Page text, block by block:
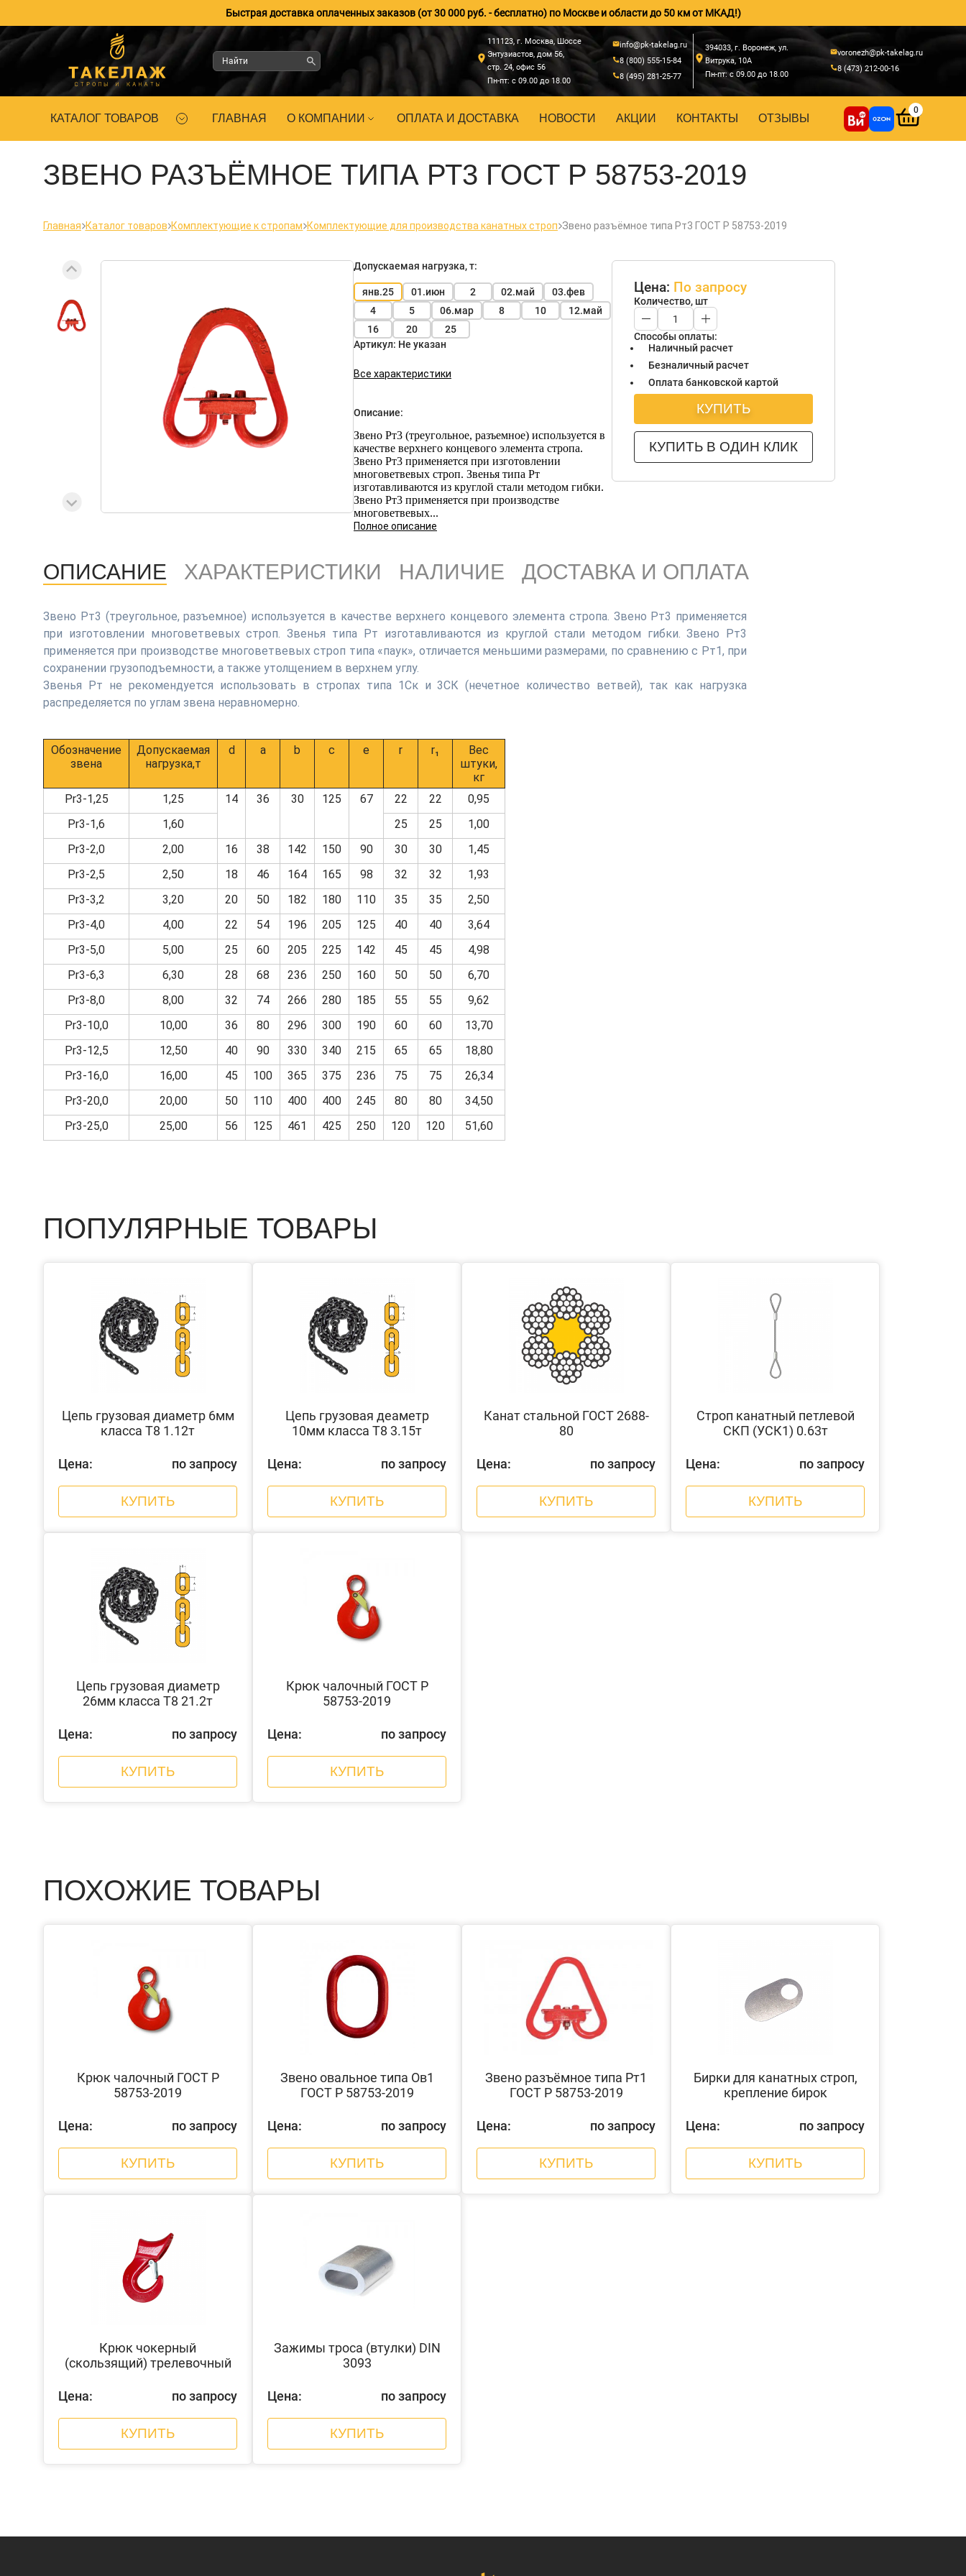
Быстрая доставка оплаченных заказов (от 30 000 руб. - бесплатно) по Москве и области до 50 км от МКАД!)
111123, г. Москва, Шоссе
Энтузиастов, дом 56,
стр. 24, офис 56
Пн-пт: с 09.00 до 18.00
info@pk-takelag.ru
8 (800) 555-15-84
8 (495) 281-25-77
394033, г. Воронеж, ул.
Витрука, 10А
Пн-пт: с 09.00 до 18.00
voronezh@pk-takelag.ru
8 (473) 212-00-16
КАТАЛОГ ТОВАРОВ ГЛАВНАЯ О КОМПАНИИ ОПЛАТА И ДОСТАВКА НОВОСТИ АКЦИИ КОНТАКТЫ ОТЗЫВЫ
0
ЗВЕНО РАЗЪЁМНОЕ ТИПА РТ3 ГОСТ Р 58753-2019
Главная Каталог товаров Комплектующие к стропам Комплектующие для производства канатных строп Звено разъёмное типа Рт3 ГОСТ Р 58753-2019
Допускаемая нагрузка, т:
янв.25 01.июн 2 02.май
03.фев
4
5 06.мар 8 10
12.май
16
20
25
Артикул: Не указан
Все характеристики
Описание:
Звено Рт3 (треугольное, разъемное) используется в
качестве верхнего концевого элемента стропа.
Звено Рт3 применяется при изготовлении
многоветвевых строп. Звенья типа Рт
изготавливаются из круглой стали методом гибки.
Звено Рт3 применяется при производстве
многоветвевых...
Полное описание
Цена: По запросу
Количество, шт
Способы оплаты:
Наличный расчет
Безналичный расчет
Оплата банковской картой
КУПИТЬ
КУПИТЬ В ОДИН КЛИК
ОПИСАНИЕ ХАРАКТЕРИСТИКИ НАЛИЧИЕ ДОСТАВКА И ОПЛАТА
Звено Рт3 (треугольное, разъемное) используется в качестве верхнего концевого элемента стропа. Звено Рт3 применяется
при изготовлении многоветвевых строп. Звенья типа Рт изготавливаются из круглой стали методом гибки. Звено Рт3
применяется при производстве многоветвевых строп типа «паук», отличается меньшими размерами, по сравнению с Рт1, при
сохранении грузоподъемности, а также утолщением в верхнем углу.
Звенья Рт не рекомендуется использовать в стропах типа 1Ск и 3СК (нечетное количество ветвей), так как нагрузка
распределяется по углам звена неравномерно.
Обозначение
звена
Допускаемая
нагрузка,т
d a b c e r r₁
Вес
штуки,
кг
Pr3-1,25
1,25 14 36 30 125 67 22 22
0,95
Pr3-1,6
1,60 25 25
1,00
Pr3-2,0
2,00 16 38 142 150 90 30 30
1,45
Pr3-2,5
2,50 18 46 164 165 98 32 32
1,93
Pr3-3,2
3,20 20 50 182 180 110 35 35
2,50
Pr3-4,0
4,00 22 54 196 205 125 40 40
3,64
Pr3-5,0
5,00 25 60 205 225 142 45 45
4,98
Pr3-6,3
6,30 28 68 236 250 160 50 50
6,70
Pr3-8,0
8,00 32 74 266 280 185 55 55
9,62
Pr3-10,0
10,00 36 80 296 300 190 60 60
13,70
Pr3-12,5
12,50 40 90 330 340 215 65 65
18,80
Pr3-16,0
16,00 45 100 365 375 236 75 75
26,34
Pr3-20,0
20,00 50 110 400 400 245 80 80
34,50
Pr3-25,0
25,00 56 125 461 425 250 120 120 51,60
ПОПУЛЯРНЫЕ ТОВАРЫ
Цепь грузовая диаметр 6мм
класса Т8 1.12т
Цена: по запросу
КУПИТЬ
Цепь грузовая деаметр
10мм класса Т8 3.15т
Цена: по запросу
КУПИТЬ
Канат стальной ГОСТ 2688-
80
Цена: по запросу
КУПИТЬ
Строп канатный петлевой
СКП (УСК1) 0.63т
Цена: по запросу
КУПИТЬ
Цепь грузовая диаметр
26мм класса Т8 21.2т
Цена: по запросу
КУПИТЬ
Крюк чалочный ГОСТ Р
58753-2019
Цена: по запросу
КУПИТЬ
ПОХОЖИЕ ТОВАРЫ
Крюк чалочный ГОСТ Р
58753-2019
Цена: по запросу
КУПИТЬ
Звено овальное типа Ов1
ГОСТ Р 58753-2019
Цена: по запросу
КУПИТЬ
Звено разъёмное типа Рт1
ГОСТ Р 58753-2019
Цена: по запросу
КУПИТЬ
Бирки для канатных строп,
крепление бирок
Цена: по запросу
КУПИТЬ
Крюк чокерный
(скользящий) трелевочный
Цена: по запросу
КУПИТЬ
Зажимы троса (втулки) DIN
3093
Цена: по запросу
КУПИТЬ